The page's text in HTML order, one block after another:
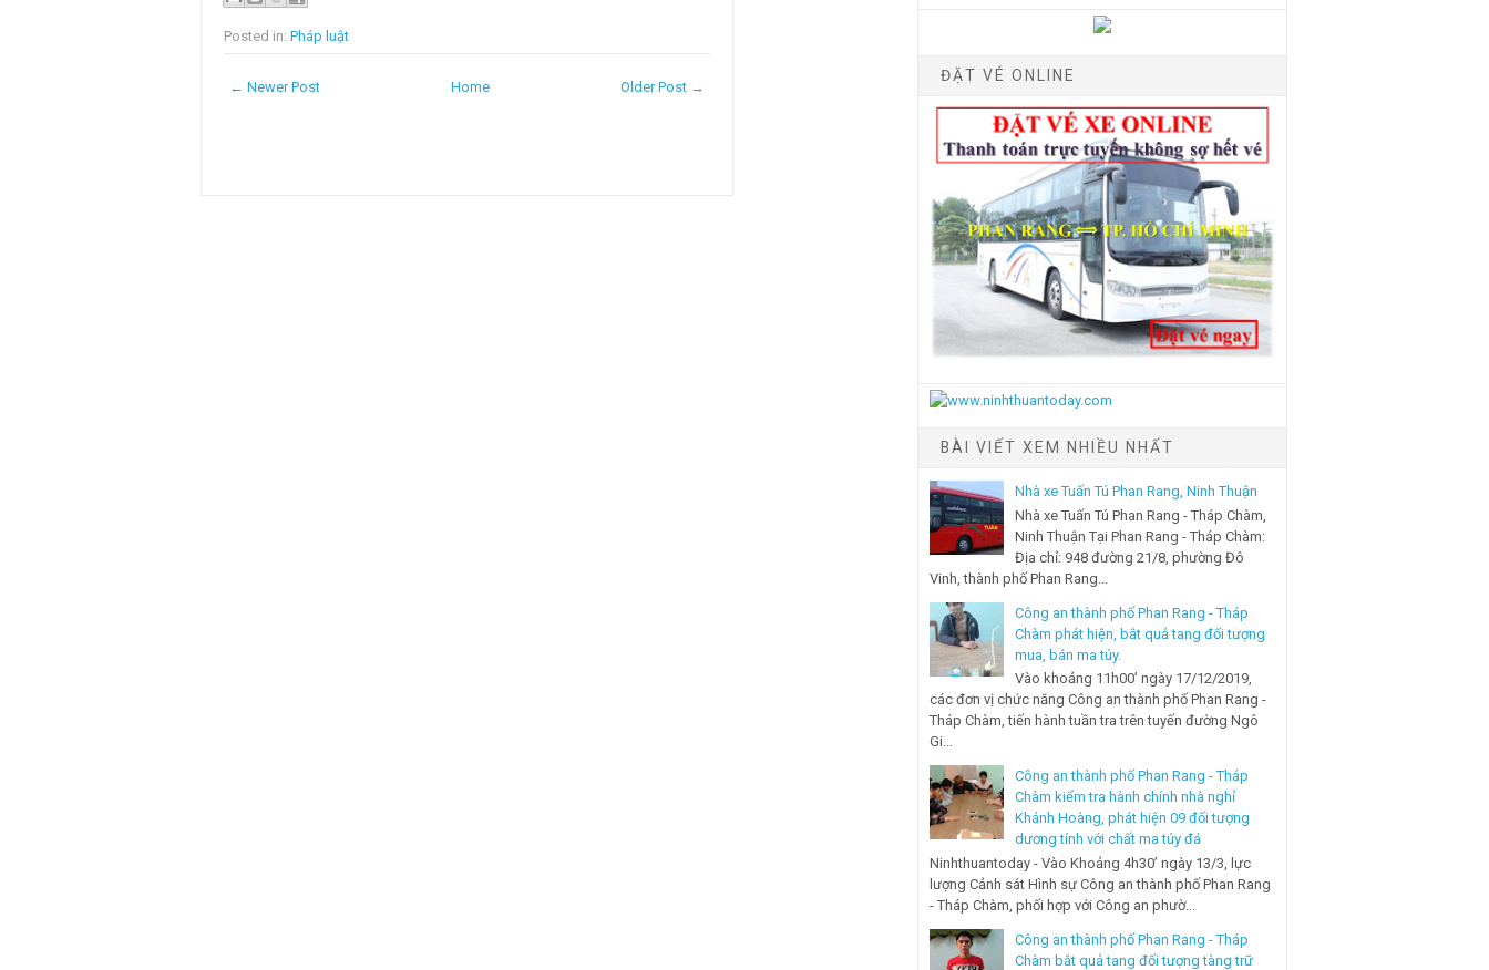
Posted in: Pháp luật
← Newer Post Older Post →
Home
ĐẶT VÉ ONLINE
BÀI VIẾT XEM NHIỀU NHẤT
Nhà xe Tuấn Tú Phan Rang, Ninh Thuận
Nhà xe Tuấn Tú Phan Rang - Tháp Chàm,
Ninh Thuận Tại Phan Rang - Tháp Chàm:
Địa chỉ: 948 đường 21/8, phường Đô
Vinh, thành phố Phan Rang...
Công an thành phố Phan Rang - Tháp
Chàm phát hiện, bắt quả tang đối tượng
mua, bán ma túy.
Vào khoảng 11h00’ ngày 17/12/2019,
các đơn vị chức năng Công an thành phố Phan Rang -
Tháp Chàm, tiến hành tuần tra trên tuyến đường Ngô
Gi...
Công an thành phố Phan Rang - Tháp
Chàm kiểm tra hành chính nhà nghỉ
Khánh Hoàng, phát hiện 09 đối tượng
dương tính với chất ma túy đá
Ninhthuantoday - Vào Khoảng 4h30’ ngày 13/3, lực
lượng Cảnh sát Hình sự Công an thành phố Phan Rang
- Tháp Chàm, phối hợp với Công an phườ...
Công an thành phố Phan Rang - Tháp
Chàm bắt quả tang đối tượng tàng trữ